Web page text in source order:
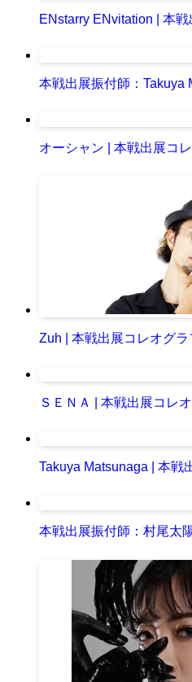
ENstarry ENvitation | 本
本戦出展振付師：Takuya
オーシャン | 本戦出展コ
Zuh | 本戦出展コレオグラ
ＳＥＮＡ | 本戦出展コレ
Takuya Matsunaga | 本戦
本戦出展振付師：村尾太